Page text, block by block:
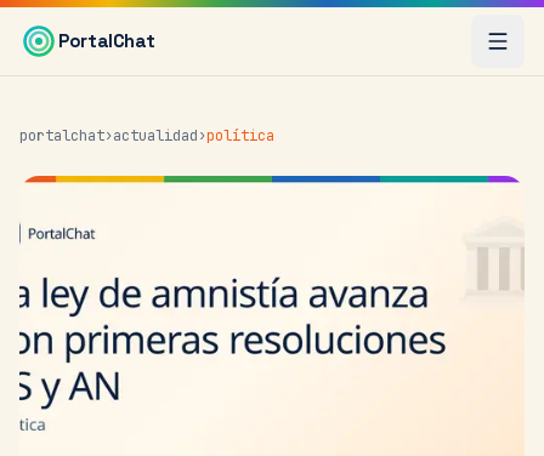
Saltar al contenido principal
PortalChat
portalchat›actualidad›política